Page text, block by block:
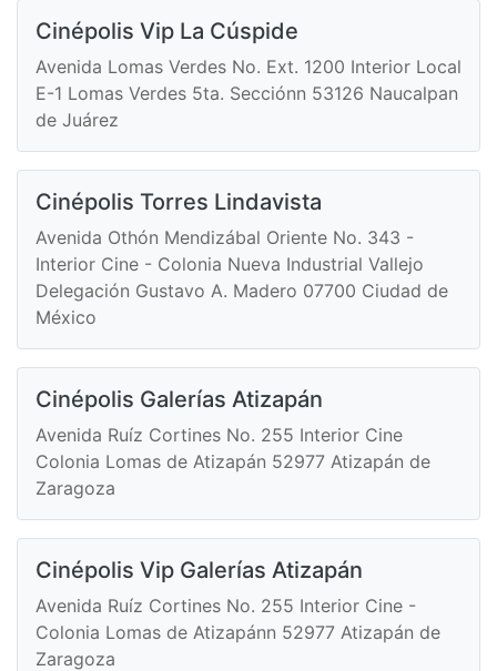
Cinépolis Vip La Cúspide
Avenida Lomas Verdes No. Ext. 1200 Interior Local
E-1 Lomas Verdes 5ta. Secciónn 53126 Naucalpan
de Juárez
Cinépolis Torres Lindavista
Avenida Othón Mendizábal Oriente No. 343 -
Interior Cine - Colonia Nueva Industrial Vallejo
Delegación Gustavo A. Madero 07700 Ciudad de
México
Cinépolis Galerías Atizapán
Avenida Ruíz Cortines No. 255 Interior Cine
Colonia Lomas de Atizapán 52977 Atizapán de
Zaragoza
Cinépolis Vip Galerías Atizapán
Avenida Ruíz Cortines No. 255 Interior Cine -
Colonia Lomas de Atizapánn 52977 Atizapán de
Zaragoza